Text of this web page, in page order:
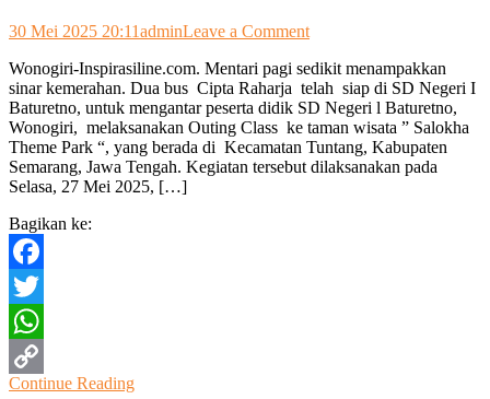
30 Mei 2025 20:11adminLeave a Commenton
Negeri
I
Baturetno
Melaksanakan
Outing
Class
Wonogiri-Inspirasiline.com. Mentari pagi sedikit menampakkan
sinar kemerahan. Dua bus Cipta Raharja telah siap di SD Negeri I
Baturetno, untuk mengantar peserta didik SD Negeri l Baturetno,
Wonogiri, melaksanakan Outing Class ke taman wisata ” Salokha
Theme Park “, yang berada di Kecamatan Tuntang, Kabupaten
Semarang, Jawa Tengah. Kegiatan tersebut dilaksanakan pada
Selasa, 27 Mei 2025, […]
Bagikan ke:
Facebook
Twitter
WhatsApp
Copy
Continue Reading